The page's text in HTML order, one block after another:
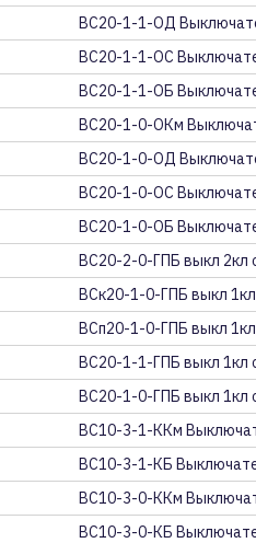
ВС20-1-1-ОД
ВС20-1-1-ОС
ВС20-1-1-ОБ
ВС20-1-0-ОКм
ВС20-1-0-ОД
ВС20-1-0-ОС
ВС20-1-0-ОБ
ВС20-2-0-ГПБ выкл 2кл
ВСк20-1-0-ГПБ выкл 1кл
ВСп20-1-0-ГПБ выкл
ВС20-1-1-ГПБ выкл 1кл
ВС20-1-0-ГПБ выкл 1кл
ВС10-3-1-ККм
ВС10-3-1-КБ
ВС10-3-0-ККм
ВС10-3-0-КБ